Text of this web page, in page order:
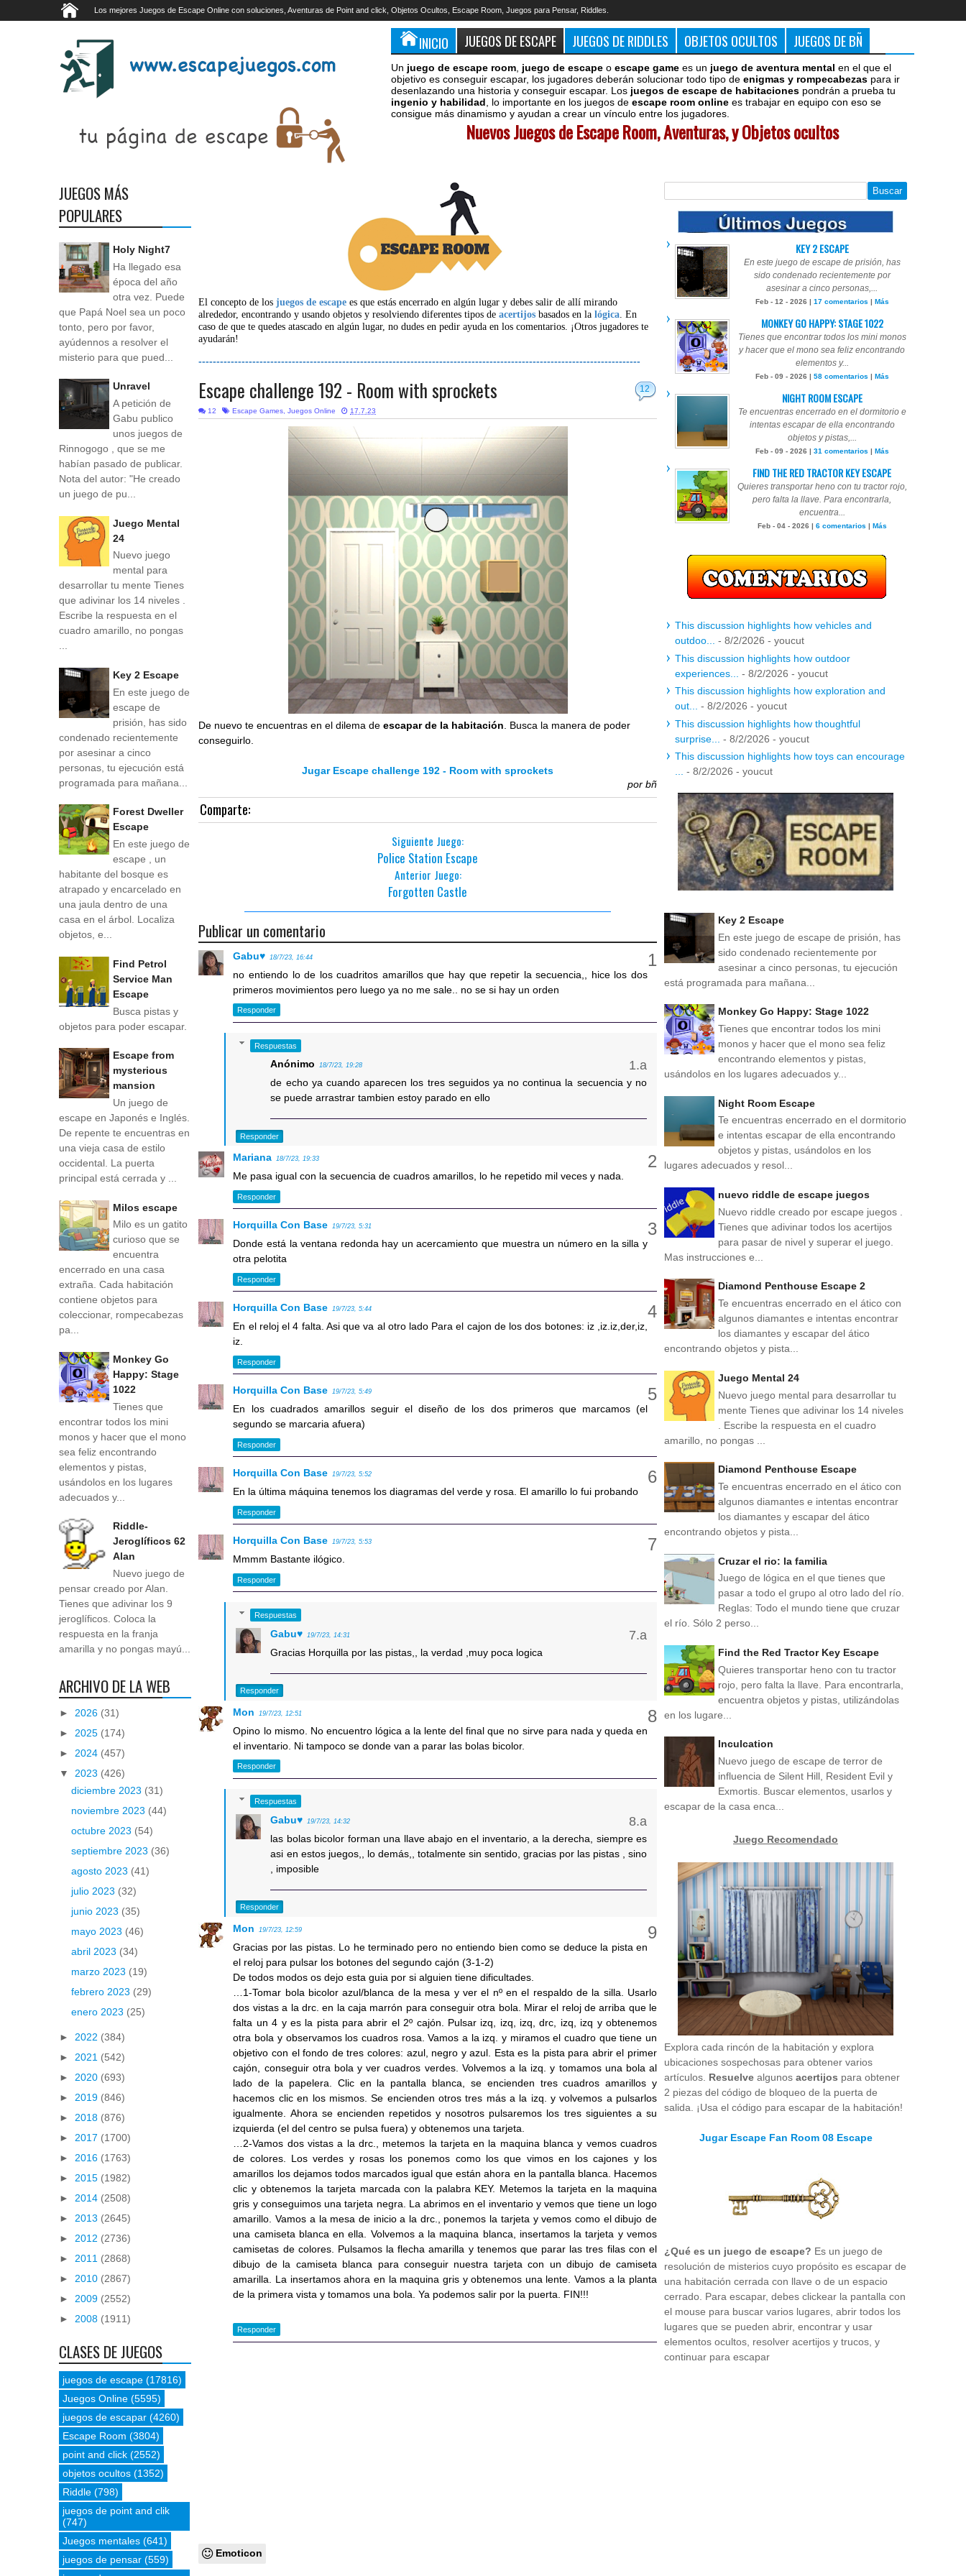
Los mejores Juegos de Escape Online con soluciones, Aventuras de Point and click, Objetos Ocultos, Escape Room, Juegos para Pensar, Riddles.
INICIO JUEGOS DE ESCAPE JUEGOS DE RIDDLES OBJETOS OCULTOS JUEGOS DE BÑ
Un juego de escape room juego de escape o escape game es un juego de aventura mental en el que el
objetivo es conseguir escapar, los jugadores deberán solucionar todo tipo de enigmas y rompecabezas para ir
desenlazando una historia y conseguir escapar. Los juegos de escape de habitaciones pondrán a prueba tu
ingenio y habilidad , lo importante en los juegos de escape room online es trabajar en equipo con eso se
consigue más dinamismo y ayudan a crear un vínculo entre los jugadores.
Nuevos Juegos de Escape Room, Aventuras, y Objetos ocultos
El concepto de losjuegos de escape es que estás encerrado en algún lugar y debes salir de allí mirando
alrededor, encontrando y usando objetos y resolviendo diferentes tipos deacertijos basados en lalógica. En
caso de que te quedes atascado en algún lugar, no dudes en pedir ayuda en los comentarios. ¡Otros jugadores te
ayudarán!
---------------------------------------------------------------------------------------------------------------------------
12
Escape challenge 192 - Room with sprockets
12 Escape Games Juegos Online 17.7.23
De nuevo te encuentras en el dilema de escapar de la habitación . Busca la manera de poder
conseguirlo.
Jugar Escape challenge 192 - Room with sprockets
por bñ
Comparte:
Siguiente Juego:
Police Station Escape
Anterior Juego:
Forgotten Castle
Publicar un comentario
Gabu♥ 18/7/23, 16:44
no entiendo lo de los cuadritos amarillos que hay que repetir la secuencia,, hice los dos
primeros movimientos pero luego ya no me sale.. no se si hay un orden
Responder
Respuestas
Anónimo 18/7/23, 19:28
de echo ya cuando aparecen los tres seguidos ya no continua la secuencia y no
se puede arrastrar tambien estoy parado en ello
Responder
Mariana 18/7/23, 19:33
Me pasa igual con la secuencia de cuadros amarillos, lo he repetido mil veces y nada.
Responder
Horquilla Con Base 19/7/23, 5:31
Donde está la ventana redonda hay un acercamiento que muestra un número en la silla y
otra pelotita
Responder
Horquilla Con Base 19/7/23, 5:44
En el reloj el 4 falta. Asi que va al otro lado Para el cajon de los dos botones: iz ,iz.iz,der,iz,
iz.
Responder
Horquilla Con Base 19/7/23, 5:49
En los cuadrados amarillos seguir el diseño de los dos primeros que marcamos (el
segundo se marcaria afuera)
Responder
Horquilla Con Base 19/7/23, 5:52
En la última máquina tenemos los diagramas del verde y rosa. El amarillo lo fui probando
Responder
Horquilla Con Base 19/7/23, 5:53
Mmmm Bastante ilógico.
Responder
Respuestas
Gabu♥ 19/7/23, 14:31
Gracias Horquilla por las pistas,, la verdad ,muy poca logica
Responder
Mon 19/7/23, 12:51
Opino lo mismo. No encuentro lógica a la lente del final que no sirve para nada y queda en
el inventario. Ni tampoco se donde van a parar las bolas bicolor.
Responder
Respuestas
Gabu♥ 19/7/23, 14:32
las bolas bicolor forman una llave abajo en el inventario, a la derecha, siempre es
asi en estos juegos,, lo demás,, totalmente sin sentido, gracias por las pistas , sino
, imposible
Responder
Mon 19/7/23, 12:59
Gracias por las pistas. Lo he terminado pero no entiendo bien como se deduce la pista en
el reloj para pulsar los botones del segundo cajón (3-1-2)
De todos modos os dejo esta guia por si alguien tiene dificultades.
…1-Tomar bola bicolor azul/blanca de la mesa y ver el nº en el respaldo de la silla. Usarlo
dos vistas a la drc. en la caja marrón para conseguir otra bola. Mirar el reloj de arriba que le
falta un 4 y es la pista para abrir el 2º cajón. Pulsar izq, izq, izq, drc, izq, izq y obtenemos
otra bola y observamos los cuadros rosa. Vamos a la izq. y miramos el cuadro que tiene un
objetivo con el fondo de tres colores: azul, negro y azul. Esta es la pista para abrir el primer
cajón, conseguir otra bola y ver cuadros verdes. Volvemos a la izq. y tomamos una bola al
lado de la papelera. Clic en la pantalla blanca, se encienden tres cuadros amarillos y
hacemos clic en los mismos. Se encienden otros tres más a la izq. y volvemos a pulsarlos
igualmente. Ahora se encienden repetidos y nosotros pulsaremos los tres siguientes a su
izquierda (el del centro se pulsa fuera) y obtenemos una tarjeta.
…2-Vamos dos vistas a la drc., metemos la tarjeta en la maquina blanca y vemos cuadros
de colores. Los verdes y rosas los ponemos como los que vimos en los cajones y los
amarillos los dejamos todos marcados igual que están ahora en la pantalla blanca. Hacemos
clic y obtenemos la tarjeta marcada con la palabra KEY. Metemos la tarjeta en la maquina
gris y conseguimos una tarjeta negra. La abrimos en el inventario y vemos que tiene un logo
amarillo. Vamos a la mesa de inicio a la drc., ponemos la tarjeta y vemos como el dibujo de
una camiseta blanca en ella. Volvemos a la maquina blanca, insertamos la tarjeta y vemos
camisetas de colores. Pulsamos la flecha amarilla y tenemos que parar las tres filas con el
dibujo de la camiseta blanca para conseguir nuestra tarjeta con un dibujo de camiseta
amarilla. La insertamos ahora en la maquina gris y obtenemos una lente. Vamos a la planta
de la primera vista y tomamos una bola. Ya podemos salir por la puerta. FIN!!!
Responder
Emoticon
JUEGOS MÁS
POPULARES
Holy Night7
Ha llegado esa
época del año
otra vez. Puede
que Papá Noel sea un poco
tonto, pero por favor,
ayúdennos a resolver el
misterio para que pued...
Unravel
A petición de
Gabu publico
unos juegos de
Rinnogogo , que se me
habían pasado de publicar.
Nota del autor: "He creado
un juego de pu...
Juego Mental
24
Nuevo juego
mental para
desarrollar tu mente Tienes
que adivinar los 14 niveles .
Escribe la respuesta en el
cuadro amarillo, no pongas
...
Key 2 Escape
En este juego de
escape de
prisión, has sido
condenado recientemente
por asesinar a cinco
personas, tu ejecución está
programada para mañana...
Forest Dweller
Escape
En este juego de
escape , un
habitante del bosque es
atrapado y encarcelado en
una jaula dentro de una
casa en el árbol. Localiza
objetos, e...
Find Petrol
Service Man
Escape
Busca pistas y
objetos para poder escapar.
Escape from
mysterious
mansion
Un juego de
escape en Japonés e Inglés.
De repente te encuentras en
una vieja casa de estilo
occidental. La puerta
principal está cerrada y ...
Milos escape
Milo es un gatito
curioso que se
encuentra
encerrado en una casa
extraña. Cada habitación
contiene objetos para
coleccionar, rompecabezas
pa...
Monkey Go
Happy: Stage
1022
Tienes que
encontrar todos los mini
monos y hacer que el mono
sea feliz encontrando
elementos y pistas,
usándolos en los lugares
adecuados y...
Riddle-
Jeroglíficos 62
Alan
Nuevo juego de
pensar creado por Alan.
Tienes que adivinar los 9
jeroglíficos. Coloca la
respuesta en la franja
amarilla y no pongas mayú...
ARCHIVO DE LA WEB
► 2026 (31)
► 2025 (174)
► 2024 (457)
▼ 2023 (426)
diciembre 2023 (31)
noviembre 2023 (44)
octubre 2023 (54)
septiembre 2023 (36)
agosto 2023 (41)
julio 2023 (32)
junio 2023 (35)
mayo 2023 (46)
abril 2023 (34)
marzo 2023 (19)
febrero 2023 (29)
enero 2023 (25)
► 2022 (384)
► 2021 (542)
► 2020 (693)
► 2019 (846)
► 2018 (876)
► 2017 (1700)
► 2016 (1763)
► 2015 (1982)
► 2014 (2508)
► 2013 (2645)
► 2012 (2736)
► 2011 (2868)
► 2010 (2867)
► 2009 (2552)
► 2008 (1911)
CLASES DE JUEGOS
juegos de escape (17816)
Juegos Online (5595)
juegos de escapar (4260)
Escape Room (3804)
point and click (2552)
objetos ocultos (1352)
Riddle (798)
juegos de point and clik
(747)
Juegos mentales (641)
juegos de pensar (559)
KEY 2 ESCAPE
En este juego de escape de prisión, has
sido condenado recientemente por
asesinar a cinco personas,...
Feb - 12 - 2026 | 17 comentarios | Más
MONKEY GO HAPPY: STAGE 1022
Tienes que encontrar todos los mini monos
y hacer que el mono sea feliz encontrando
elementos y...
Feb - 09 - 2026 | 58 comentarios | Más
NIGHT ROOM ESCAPE
Te encuentras encerrado en el dormitorio e
intentas escapar de ella encontrando
objetos y pistas,...
Feb - 09 - 2026 | 31 comentarios | Más
FIND THE RED TRACTOR KEY ESCAPE
Quieres transportar heno con tu tractor rojo,
pero falta la llave. Para encontrarla,
encuentra...
Feb - 04 - 2026 | 6 comentarios | Más
This discussion highlights how vehicles and
outdoo...
- 8/2/2026 - youcut
This discussion highlights how outdoor
experiences...
- 8/2/2026 - youcut
This discussion highlights how exploration and
out...
- 8/2/2026 - youcut
This discussion highlights how thoughtful
surprise...
- 8/2/2026 - youcut
This discussion highlights how toys can encourage
- 8/2/2026 - youcut
Key 2 Escape
En este juego de escape de prisión, has
sido condenado recientemente por
asesinar a cinco personas, tu ejecución
está programada para mañana...
Monkey Go Happy: Stage 1022
Tienes que encontrar todos los mini
monos y hacer que el mono sea feliz
encontrando elementos y pistas,
usándolos en los lugares adecuados y...
Night Room Escape
Te encuentras encerrado en el dormitorio
e intentas escapar de ella encontrando
objetos y pistas, usándolos en los
lugares adecuados y resol...
nuevo riddle de escape juegos
Nuevo riddle creado por escape juegos .
Tienes que adivinar todos los acertijos
para pasar de nivel y superar el juego.
Mas instrucciones e...
Diamond Penthouse Escape 2
Te encuentras encerrado en el ático con
algunos diamantes e intentas encontrar
los diamantes y escapar del ático
encontrando objetos y pista...
Juego Mental 24
Nuevo juego mental para desarrollar tu
mente Tienes que adivinar los 14 niveles
. Escribe la respuesta en el cuadro
amarillo, no pongas ...
Diamond Penthouse Escape
Te encuentras encerrado en el ático con
algunos diamantes e intentas encontrar
los diamantes y escapar del ático
encontrando objetos y pista...
Cruzar el rio: la familia
Juego de lógica en el que tienes que
pasar a todo el grupo al otro lado del río.
Reglas: Todo el mundo tiene que cruzar
el río. Sólo 2 perso...
Find the Red Tractor Key Escape
Quieres transportar heno con tu tractor
rojo, pero falta la llave. Para encontrarla,
encuentra objetos y pistas, utilizándolas
en los lugare...
Inculcation
Nuevo juego de escape de terror de
influencia de Silent Hill, Resident Evil y
Exmortis. Buscar elementos, usarlos y
escapar de la casa enca...
Juego Recomendado
Explora cada rincón de la habitación y explora
ubicaciones sospechosas para obtener varios
artículos. Resuelve algunos acertijos para obtener
2 piezas del código de bloqueo de la puerta de
salida. ¡Usa el código para escapar de la habitación!
Jugar Escape Fan Room 08 Escape
¿Qué es un juego de escape? Es un juego de
resolución de misterios cuyo propósito es escapar de
una habitación cerrada con llave o de un espacio
cerrado. Para escapar, debes clickear la pantalla con
el mouse para buscar varios lugares, abrir todos los
lugares que se pueden abrir, encontrar y usar
elementos ocultos, resolver acertijos y trucos, y
continuar para escapar